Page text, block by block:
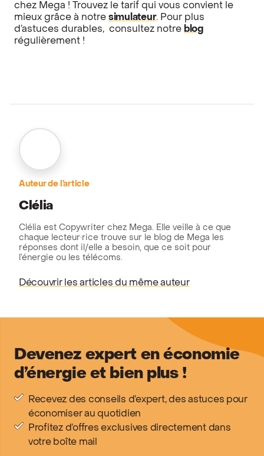
chez Mega ! Trouvez le tarif qui vous convient le
mieux grâce à notre simulateur. Pour plus
d’astuces durables, consultez notre blog
régulièrement !
Auteur de l’article
Clélia
Clélia est Copywriter chez Mega. Elle veille à ce que
chaque lecteur·rice trouve sur le blog de Mega les
réponses dont il/elle a besoin, que ce soit pour
l’énergie ou les télécoms.
Découvrir les articles du même auteur
Devenez expert en économie
d’énergie et bien plus !
Recevez des conseils d’expert, des astuces pour
économiser au quotidien
Profitez d’offres exclusives directement dans
votre boîte mail